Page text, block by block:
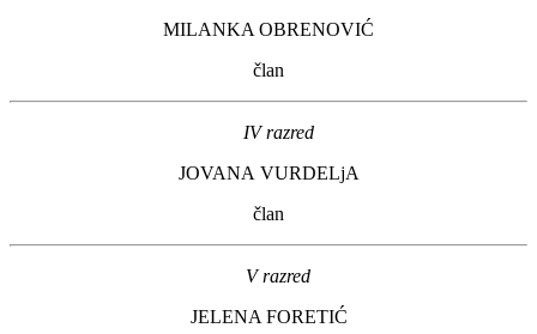
MILANKA OBRENOVIĆ
član
IV razred
JOVANA VURDELjA
član
V razred
JELENA FORETIĆ